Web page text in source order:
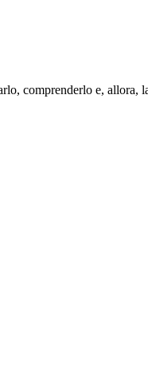
comprenderlo e, allora,